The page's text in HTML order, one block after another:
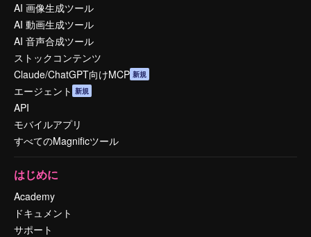
AI 画像生成ツール
AI 動画生成ツール
AI 音声合成ツール
ストックコンテンツ
Claude/ChatGPT向けMCP 新規
エージェント 新規
API
モバイルアプリ
すべてのMagnificツール
はじめに
Academy
ドキュメント
サポート